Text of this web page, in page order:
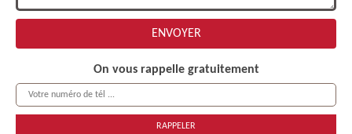
On vous rappelle gratuitement